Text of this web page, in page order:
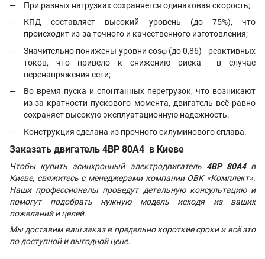
При разных нагрузках сохраняется одинаковая скорость;
КПД составляет высокий уровень (до 75%), что
происходит из-за точного и качественного изготовления;
Значительно понижены уровни cosφ (до 0,86) - реактивных
токов, что привело к снижению риска в случае
перенапряжения сети;
Во время пуска и спонтанных перегрузок, что возникают
из-за кратности пускового момента, двигатель всё равно
сохраняет высокую эксплуатационную надежность.
Конструкция сделана из прочного силуминового сплава.
Заказать двигатель 4ВР 80A4 в Киеве
Чтобы купить асинхронный электродвигатель 4ВР 80A4 в
Киеве, свяжитесь с менеджерами компании ОВК «Комплект».
Наши профессионалы проведут детальную консультацию и
помогут подобрать нужную модель исходя из ваших
пожеланий и целей.
Мы доставим ваш заказ в предельно короткие сроки и всё это
по доступной и выгодной цене.